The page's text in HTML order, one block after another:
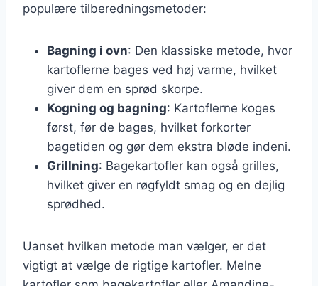
populære tilberedningsmetoder:
Bagning i ovn: Den klassiske metode, hvor
kartoflerne bages ved høj varme, hvilket
giver dem en sprød skorpe.
Kogning og bagning: Kartoflerne koges
først, før de bages, hvilket forkorter
bagetiden og gør dem ekstra bløde indeni.
Grillning: Bagekartofler kan også grilles,
hvilket giver en røgfyldt smag og en dejlig
sprødhed.
Uanset hvilken metode man vælger, er det
vigtigt at vælge de rigtige kartofler. Melne